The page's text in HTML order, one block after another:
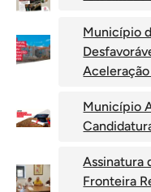
Município
Aceleração
Município
Assinatura
Fronteira